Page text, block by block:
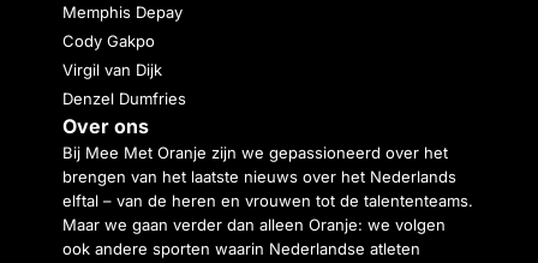
Memphis Depay
Cody Gakpo
Virgil van Dijk
Denzel Dumfries
Over ons
Bij Mee Met Oranje zijn we gepassioneerd over het
brengen van het laatste nieuws over het Nederlands
elftal – van de heren en vrouwen tot de talententeams.
Maar we gaan verder dan alleen Oranje: we volgen
ook andere sporten waarin Nederlandse atleten